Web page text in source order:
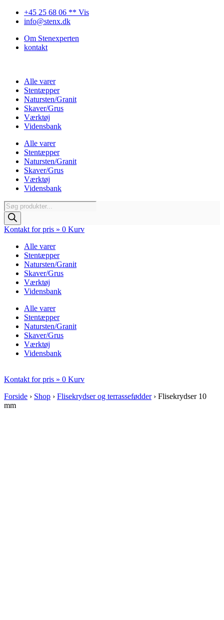
Videre+45 25 68 06 ** Vis
info@stenx.dk
Om Stenexperten
kontakt
Alle varer
Stentæpper
Natursten/Granit
Skaver/Grus
Værktøj
Vidensbank
Alle varer
Stentæpper
Natursten/Granit
Skaver/Grus
Værktøj
Vidensbank
Products
search
Kontakt for pris » 0 Kurv
Alle varer
Stentæpper
Natursten/Granit
Skaver/Grus
Værktøj
Vidensbank
Alle varer
Stentæpper
Natursten/Granit
Skaver/Grus
Værktøj
Vidensbank
Kontakt for pris » 0 Kurv
Forside › Shop › Flisekrydser og terrassefødder› Flisekrydser 10
mm